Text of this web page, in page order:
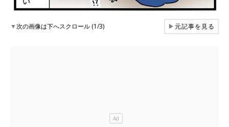
▼次の画像は下へスクロール (1/3) ▶元記事を見る